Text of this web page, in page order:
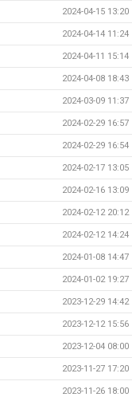
2024-04-15 13:20
2024-04-14 11:24
2024-04-11 15:14
2024-04-08 18:43
2024-03-09 11:37
2024-02-29 16:57
2024-02-29 16:54
2024-02-17 13:05
2024-02-16 13:09
2024-02-12 20:12
2024-02-12 14:24
2024-01-08 14:47
2024-01-02 19:27
2023-12-29 14:42
2023-12-12 15:56
2023-12-04 08:00
2023-11-27 17:20
2023-11-26 18:00